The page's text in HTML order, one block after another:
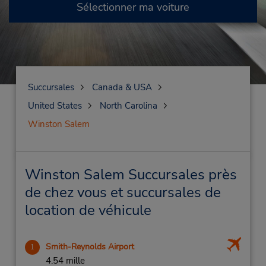
Sélectionner ma voiture
Succursales
Canada & USA
United States
North Carolina
Winston Salem
Winston Salem Succursales près
de chez vous et succursales de
location de véhicule
1 Smith-Reynolds Airport
4.54 mille